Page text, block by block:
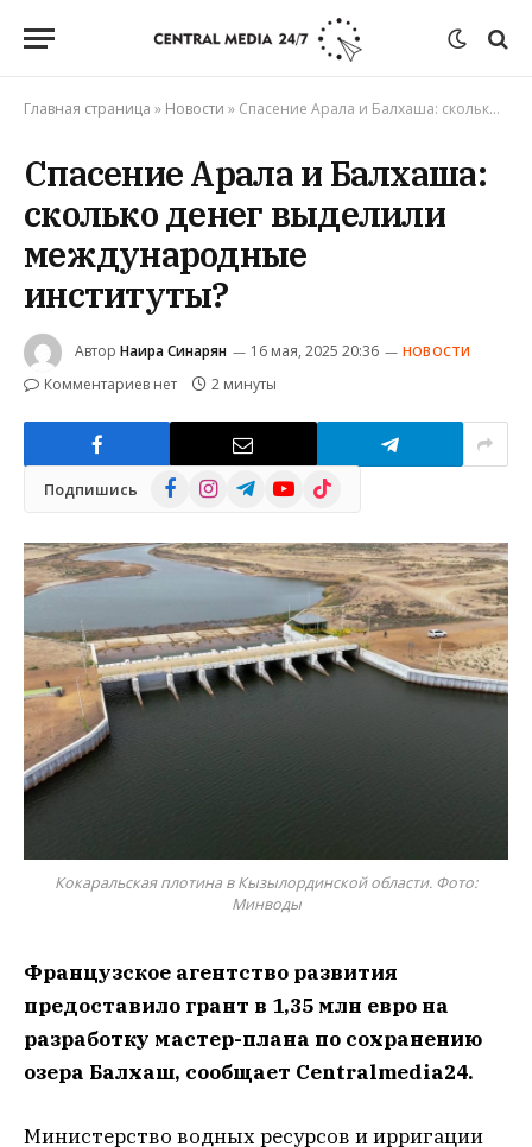
Главная страница » Новости » Спасение Арала и Балхаша: сколько денег выделили международные институты?
Спасение Арала и Балхаша:
сколько денег выделили
международные
институты?
Автор Наира Синарян 16 мая, 2025 20:36 НОВОСТИ
Комментариев нет 2 минуты
Подпишись FacebookInstagramTelegramYouTube
TikTok
Кокаральская плотина в Кызылординской области. Фото:
Минводы
Французское агентство развития
предоставило грант в 1,35 млн евро на
разработку мастер-плана по сохранению
озера Балхаш, сообщает Сentralmedia24.
Министерство водных ресурсов и ирригации